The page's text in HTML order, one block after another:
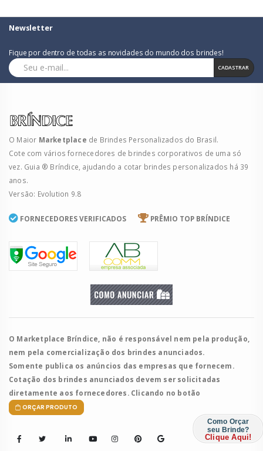
Newsletter
Fique por dentro de todas as novidades do mundo dos brindes!
CADASTRAR
O Maior Marketplace de Brindes Personalizados do Brasil.
Cote com vários fornecedores de brindes corporativos de uma só
vez. Guia ® Bríndice, ajudando a cotar brindes personalizados há 39
anos.
Versão: Evolution 9.8
FORNECEDORES VERIFICADOS PRÊMIO TOP BRÍNDICE
O Marketplace Bríndice, não é responsável nem pela produção,
nem pela comercialização dos brindes anunciados.
Somente publica os anúncios das empresas que fornecem.
Cotação dos brindes anunciados devem ser solicitadas
diretamente aos fornecedores. Clicando no botão
ORÇAR PRODUTO
Como Orçar
seu Brinde?
Clique Aqui!